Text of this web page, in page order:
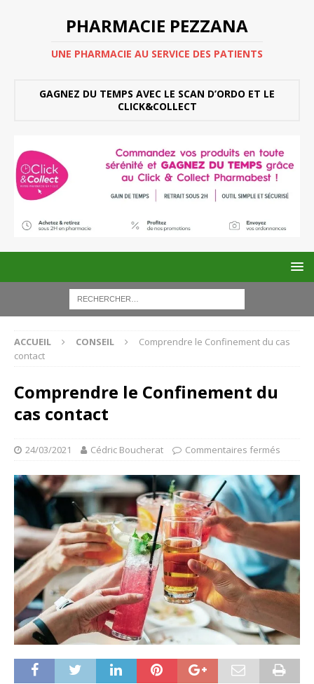
PHARMACIE PEZZANA
UNE PHARMACIE AU SERVICE DES PATIENTS
GAGNEZ DU TEMPS AVEC LE SCAN D’ORDO ET LE
CLICK&COLLECT
ACCUEIL CONSEIL
Comprendre le Confinement du cas
contact
Comprendre le Confinement du
cas contact
24/03/2021 Cédric Boucherat Commentaires fermés